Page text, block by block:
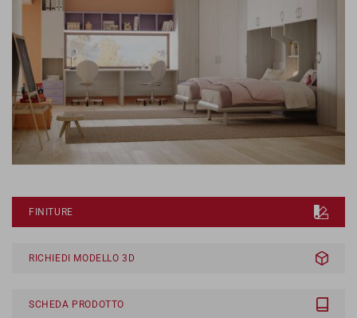
FINITURE
RICHIEDI MODELLO 3D
SCHEDA PRODOTTO